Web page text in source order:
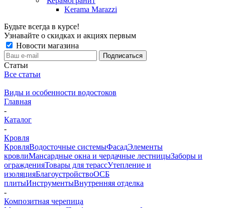
Kerama Marazzi
Будьте всегда в курсе!
Узнавайте о скидках и акциях первым
Новости магазина
Статьи
Все статьи
Виды и особенности водостоков
Главная
-
Каталог
-
Кровля
КровляВодосточные системыФасадЭлементы
кровлиМансардные окна и чердачные лестницыЗаборы и
огражденияТовары для терассУтепление и
изоляцияБлагоустройствоОСБ
плитыИнструментыВнутренняя отделка
-
Композитная черепица